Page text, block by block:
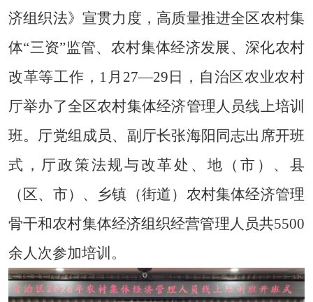
济组织法》宣贯力度， 高质量推进全区农村集
体“三资”监管、农村集体经济发展、深化农村
改革等工作 ， 1 月 27—29 日，自治区农业农村
厅举办了全区农村集体经济管理人员线上培训
班。厅党组成员、副厅长张海阳 同志出席开班
式， 厅政策法规与改革处 、地（市）、县
（区、市） 、 乡镇（街道） 农村集体经济管理
骨干和农村集体经济组织经营管理人员共5500
余人次参加培训。